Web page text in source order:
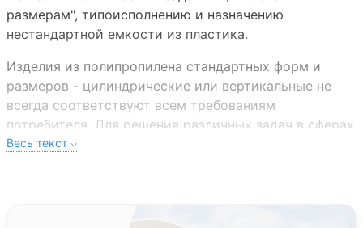
размерам", типоисполнению и назначению
нестандартной емкости из пластика.
Изделия из полипропилена стандартных форм и
размеров - цилиндрические или вертикальные не
всегда соответствуют всем требованиям
потребителя. Для решения различных задач в сферах
строительства, производства или бытовой отрасли
нетипичных конструкций и конструкции сложной